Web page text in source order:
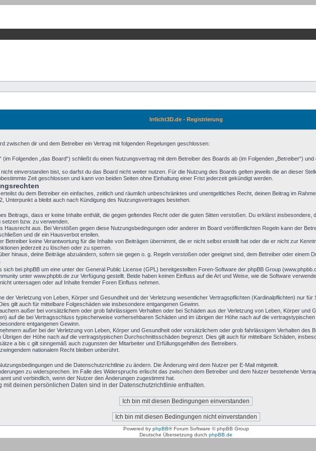
Irrlicht3D.de - Registrierung
zwischen dir und dem Betreiber ein Vertrag mit folgenden Regelungen geschlossen:
(im Folgenden „das Board“) schließt du einen Nutzungsvertrag mit dem Betreiber des Boards ab (im Folgenden „Betreiber“)
einverstanden bist, so darfst du das Board nicht weiter nutzen. Für die Nutzung des Boards gelten jeweils die an dieser
Zeit geschlossen und kann von beiden Seiten ohne Einhaltung einer Frist jederzeit gekündigt werden.
du dem Betreiber ein einfaches, zeitlich und räumlich unbeschränktes und unentgeltliches Recht, deinen Beitrag im
Unterpunkt a bleibt auch nach Kündigung des Nutzungsvertrages bestehen.
Beitrags, dass er keine Inhalte enthält, die gegen geltendes Recht oder die guten Sitten verstoßen. Du erklärst insbesondere,
bzw. zu verwenden.
Hausrecht aus. Bei Verstößen gegen diese Nutzungsbedingungen oder anderer im Board veröffentlichten Regeln kann der
und dir ein Hausverbot erteilen.
Betreiber keine Verantwortung für die Inhalte von Beiträgen übernimmt, die er nicht selbst erstellt hat oder die er nicht zur
jederzeit zu löschen oder zu sperren.
hinaus, deine Beiträge abzuändern, sofern sie gegen o. g. Regeln verstoßen oder geeignet sind, dem Betreiber oder einem
sich bei phpBB um eine unter der General Public License (GPL) bereitgestellten Foren-Software der phpBB Group
unter www.phpbb.de zur Verfügung gestellt. Beide haben keinen Einfluss auf die Art und Weise, wie die Software
untersagen oder auf Inhalte fremder Foren Einfluss nehmen.
der Verletzung von Leben, Körper und Gesundheit und der Verletzung wesentlicher Vertragspflichten (Kardinalpflichten) nur
gilt auch für mittelbare Folgeschäden wie insbesondere entgangenen Gewinn.
außer bei vorsätzlichem oder grob fahrlässigem Verhalten oder bei Schäden aus der Verletzung von Leben, Körper und
auf die bei Vertragsschluss typischerweise vorhersehbaren Schäden und im übrigen der Höhe nach auf die
entgangenen Gewinn.
außer bei der Verletzung von Leben, Körper und Gesundheit oder vorsätzlichem oder grob fahrlässigem Verhalten des
der Höhe nach auf die vertragstypischen Durchschnittsschäden begrenzt. Dies gilt auch für mittelbare Schäden,
a bis c gilt sinngemäß auch zugunsten der Mitarbeiter und Erfüllungsgehilfen des Betreibers.
nationalem Recht bleiben unberührt.
und die Datenschutzrichtlinie zu ändern. Die Änderung wird dem Nutzer per E-Mail mitgeteilt.
zu widersprechen. Im Falle des Widerspruchs erlischt das zwischen dem Betreiber und dem Nutzer bestehende
und verbindlich, wenn der Nutzer den Änderungen zugestimmt hat.
mit deinen persönlichen Daten sind in der Datenschutzrichtlinie enthalten.
Powered by phpBB® Forum Software © phpBB Group
Deutsche Übersetzung durchphpBB.de